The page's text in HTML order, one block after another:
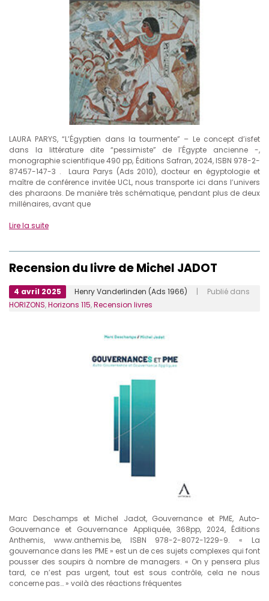
LAURA PARYS, “L’Égyptien dans la tourmente” – Le concept d’isfet
dans la littérature dite “pessimiste” de l’Égypte ancienne -,
monographie scientifique 490 pp, Éditions Safran, 2024, ISBN 978-2-
87457-147-3 . Laura Parys (Ads 2010), docteur en égyptologie et
maître de conférence invitée UCL, nous transporte ici dans l’univers
des pharaons. De manière très schématique, pendant plus de deux
millénaires, avant que
Lire la suite
Recension du livre de Michel JADOT
4 avril 2025 Henry Vanderlinden (Ads 1966) | Publié dans
HORIZONS,Horizons 115,Recension livres
Marc Deschamps et Michel Jadot, Gouvernance et PME, Auto-
Gouvernance et Gouvernance Appliquée, 368pp, 2024, Éditions
Anthemis, www.anthemis.be, ISBN 978-2-8072-1229-9. « La
gouvernance dans les PME » est un de ces sujets complexes qui font
pousser des soupirs à nombre de managers. « On y pensera plus
tard, ce n’est pas urgent, tout est sous contrôle, cela ne nous
concerne pas… » voilà des réactions fréquentes